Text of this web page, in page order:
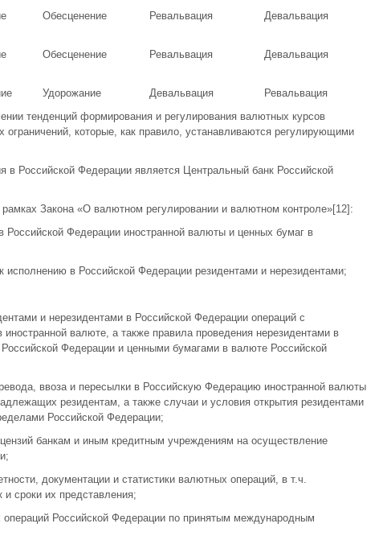
Обесценение Ревальвация Девальвация
Обесценение Ревальвация Девальвация
Удорожание Девальвация
Ревальвация
тенденций формирования и регулирования валютных курсов
ограничений, которые, как правило, устанавливаются регулирующими
в Российской Федерации является Центральный банк Российской
Закона «О валютном регулировании и валютном контроле»[12]:
Федерации иностранной валюты и ценных бумаг в
исполнению в Российской Федерации резидентами и нерезидентами;
и нерезидентами в Российской Федерации операций с
валюте, а также правила проведения нерезидентами в
Федерации и ценными бумагами в валюте Российской
ввоза и пересылки в Российскую Федерацию иностранной валюты
резидентам, а также случаи и условия открытия резидентами
Российской Федерации;
банкам и иным кредитным учреждениям на осуществление
документации и статистики валютных операций, в т.ч.
сроки их представления;
операций Российской Федерации по принятым международным